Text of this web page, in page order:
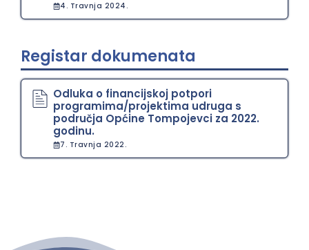
4. Travnja 2024.
Registar dokumenata
Odluka o financijskoj potpori
programima/projektima udruga s
područja Općine Tompojevci za 2022.
godinu.
7. Travnja 2022.